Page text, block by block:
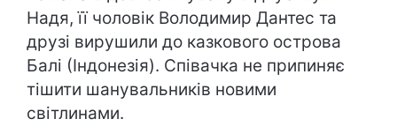
Надя, її чоловік Володимир Дантес та
друзі вирушили до казкового острова
Балі (Індонезія). Співачка не припиняє
тішити шанувальників новими
світлинами.